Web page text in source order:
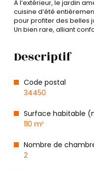
À l’extérieur, le jardin
cuisine d’été
pour profiter des belles
Un bien rare, alliant
Descriptif
Code postal
34450
Surface habitable
110 m²
Nombre de
2